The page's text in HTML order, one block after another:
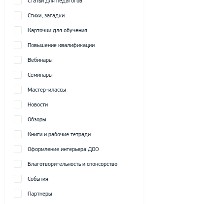
Стихи, загадки
Карточки для обучения
Повышение квалификации
Вебинары
Семинары
Мастер-классы
Новости
Обзоры
Книги и рабочие тетради
Оформление интерьера ДОО
Благотворительность и спонсорство
События
Партнеры